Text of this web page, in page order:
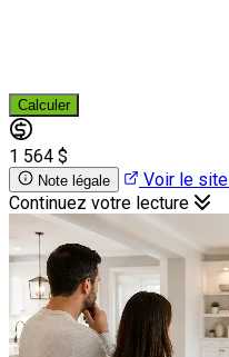
Calculer
1 564 $
Note légale Voir le site
Continuez votre lecture